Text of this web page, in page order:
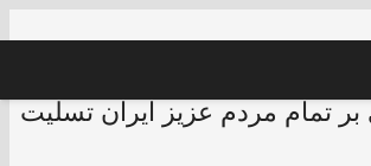
تمام مردم عزیز ایران تسلیت